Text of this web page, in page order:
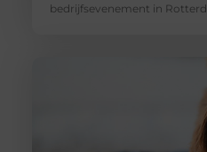
bedrijfsevenement in